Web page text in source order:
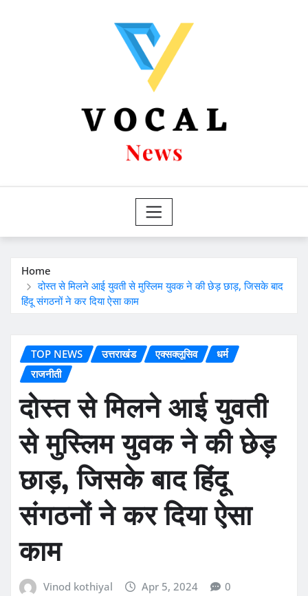
Home
दोस्त से मिलने आई युवती से मुस्लिम युवक ने की छेड़ छाड़, जिसके बाद
हिंदू संगठनों ने कर दिया ऐसा काम
TOP NEWS उत्तराखंड एक्सक्लूसिव
धर्म
राजनीती
दोस्त से मिलने आई युवती
से मुस्लिम युवक ने की छेड़
छाड़, जिसके बाद हिंदू
संगठनों ने कर दिया ऐसा
काम
Vinod kothiyal Apr 5, 2024 0